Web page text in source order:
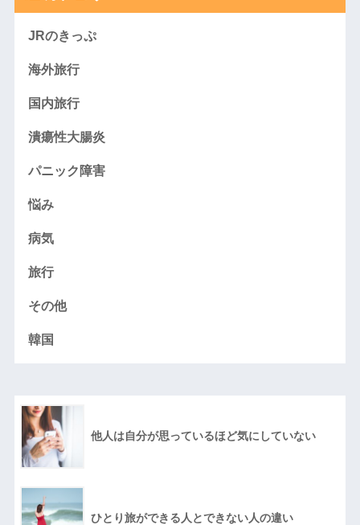
JRのきっぷ
海外旅行
国内旅行
潰瘍性大腸炎
パニック障害
悩み
病気
旅行
その他
韓国
他人は自分が思っているほど気にしていない
ひとり旅ができる人とできない人の違い